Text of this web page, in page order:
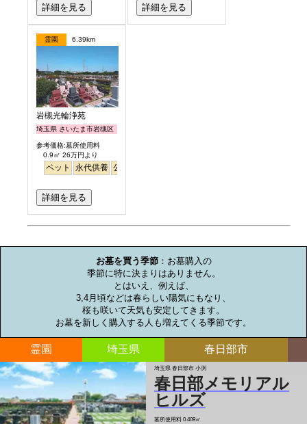
詳細を見る 詳細を見る
霊園 6.39km
岩槻光輪浄苑
埼玉県 さいたま市岩槻区
参考価格:墓所使用料
0.9㎡ 26万円より
ペット 永代供養 公園墓地
詳細を見る
お墓を買う季節：お墓購入の
季節に特に決まりはありません。
とはいえ、例えば、
3,4月頃などは春らしい陽気にもなり、
桜も咲いて天気も安定してきます。
お墓を新しく購入する人も増えてくる季節です。
霊園 埼玉県 春日部市
埼玉県 春日部市 小渕
春日部メモリアル
ヒルズ
墓所使用料 0.409㎡